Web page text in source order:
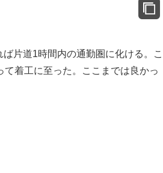
片道1時間内の通勤圏に化ける。こ
着工に至った。ここまでは良かっ